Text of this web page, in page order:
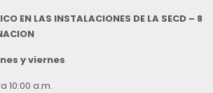
EN LAS INSTALACIONES DE LA SECD – 8
y viernes
10:00 a.m.